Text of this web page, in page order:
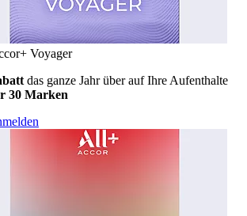
Voyager
das ganze Jahr über auf Ihre Aufenthalte
30 Marken